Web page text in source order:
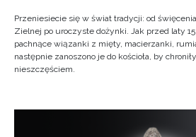
Przeniesiecie się w świat tradycji: od
Zielnej po uroczyste dożynki. Jak przed laty 15
pachnące wiązanki z mięty, macierzanki,
następnie zanoszono je do kościoła, by
nieszczęściem.